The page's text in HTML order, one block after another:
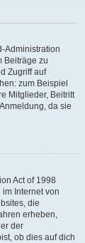
Administration
Beiträge zu
Zugriff auf
zum Beispiel
Mitglieder, Beitritt
da sie
Act of 1998
Internet von
die
erheben,
der
ob dies auf dich